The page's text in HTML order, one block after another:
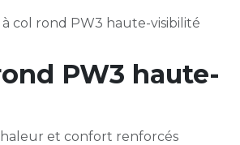
col rond PW3 haute-visibilité
PW3 haute-
et confort renforcés